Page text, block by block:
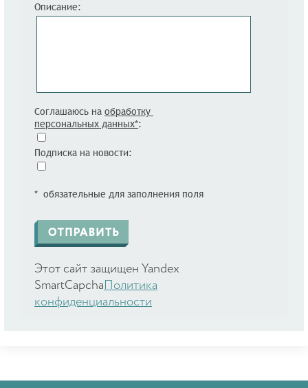
Описание:
Соглашаюсь на обработку
персональных данных*:
Подписка на новости:
* обязательные для заполнения поля
Этот сайт защищен Yandex
SmartCapcha Политика
конфиденциальности